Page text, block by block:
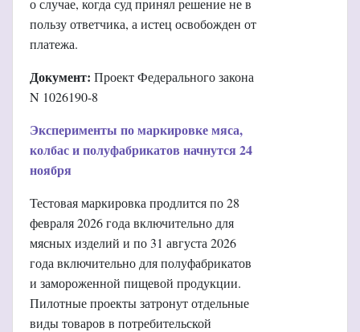
пользу ответчика, а истец освобожден от
платежа.
Документ: Проект Федерального закона
N 1026190-8
Эксперименты по маркировке мяса,
колбас и полуфабрикатов начнутся 24
ноября
Тестовая маркировка продлится по 28
февраля 2026 года включительно для
мясных изделий и по 31 августа 2026
года включительно для полуфабрикатов
и замороженной пищевой продукции.
Пилотные проекты затронут отдельные
виды товаров в потребительской